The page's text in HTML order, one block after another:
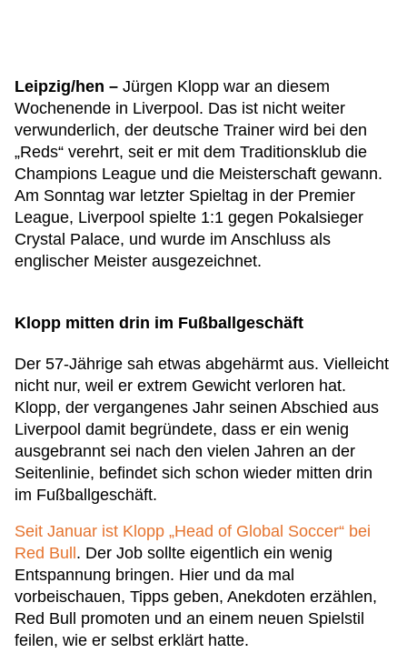
Leipzig/hen – Jürgen Klopp war an diesem
Wochenende in Liverpool. Das ist nicht weiter
verwunderlich, der deutsche Trainer wird bei den
„Reds“ verehrt, seit er mit dem Traditionsklub die
Champions League und die Meisterschaft gewann.
Am Sonntag war letzter Spieltag in der Premier
League, Liverpool spielte 1:1 gegen Pokalsieger
Crystal Palace, und wurde im Anschluss als
englischer Meister ausgezeichnet.
Klopp mitten drin im Fußballgeschäft
Der 57-Jährige sah etwas abgehärmt aus. Vielleicht
nicht nur, weil er extrem Gewicht verloren hat.
Klopp, der vergangenes Jahr seinen Abschied aus
Liverpool damit begründete, dass er ein wenig
ausgebrannt sei nach den vielen Jahren an der
Seitenlinie, befindet sich schon wieder mitten drin
im Fußballgeschäft.
Seit Januar ist Klopp „Head of Global Soccer“ bei
Red Bull . Der Job sollte eigentlich ein wenig
Entspannung bringen. Hier und da mal
vorbeischauen, Tipps geben, Anekdoten erzählen,
Red Bull promoten und an einem neuen Spielstil
feilen, wie er selbst erklärt hatte.